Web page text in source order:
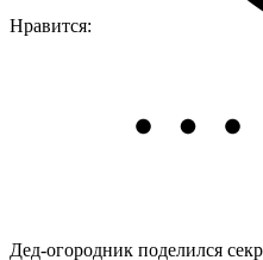
Нравится:
Дед-огородник поделился